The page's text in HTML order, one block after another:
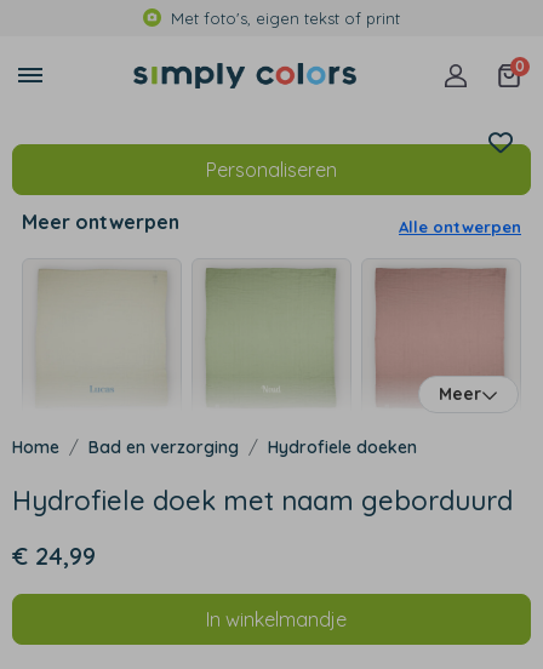
Met foto's, eigen tekst of print
0
Personaliseren
Meer ontwerpen Alle ontwerpen
Meer
Bad en verzorging Hydrofiele doeken
Hydrofiele doek met naam geborduurd
€ 24,99
In winkelmandje